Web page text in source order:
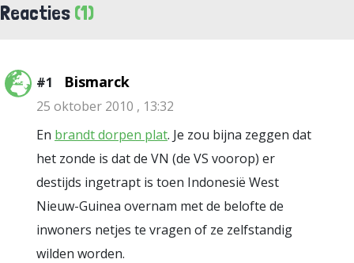
Reacties (1)
#1 Bismarck
25 oktober 2010 , 13:32
En brandt dorpen plat. Je zou bijna zeggen dat
het zonde is dat de VN (de VS voorop) er
destijds ingetrapt is toen Indonesië West
Nieuw-Guinea overnam met de belofte de
inwoners netjes te vragen of ze zelfstandig
wilden worden.